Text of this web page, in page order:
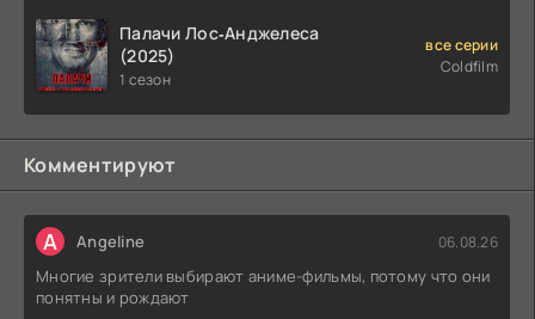
Палачи Лос‑Анджелеса
(2025)
1 сезон
все серии
Coldfilm
Комментируют
A Angeline 06.08.26
Многие зрители выбирают аниме-фильмы, потому что они
понятны и рождают